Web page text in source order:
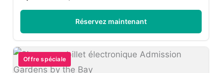
Réservez maintenant
Offre spéciale